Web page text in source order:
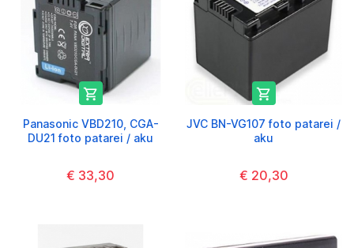

Panasonic VBD210, CGA-
DU21 foto patarei / aku
€ 33,30

JVC BN-VG107 foto patarei /
aku
€ 20,30